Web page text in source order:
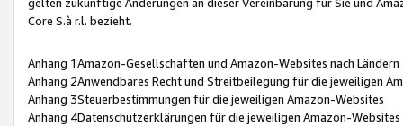
Core S.à r.l. bezieht.
Anhang 1Amazon-Gesellschaften und Amazon-Websites nach Ländern
Anhang 2Anwendbares Recht und Streitbeilegung für die jeweiligen
Anhang 3Steuerbestimmungen für die jeweiligen Amazon-Websites
Anhang 4Datenschutzerklärungen für die jeweiligen Amazon-Websites